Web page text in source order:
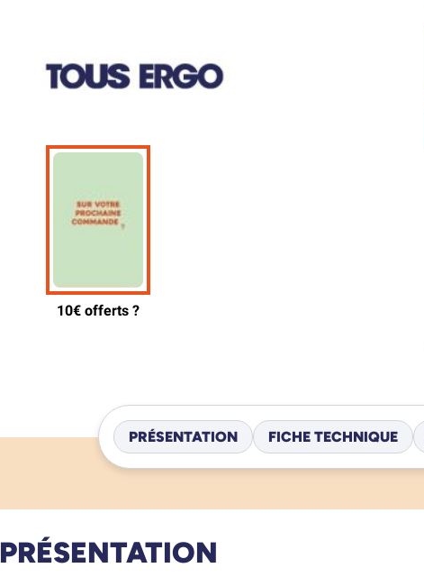
PRÉSENTATION FICHE TECHNIQUE
PRÉSENTATION